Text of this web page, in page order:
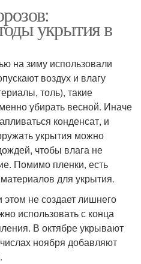
укрытия в
на зиму использовали
воздух и влагу
толь), такие
убирать весной. Иначе
конденсат, и
укрытия можно
чтобы влага не
Помимо пленки, есть
для укрытия.
не создает лишнего
использовать с конца
В октябре укрывают
ноября добавляют